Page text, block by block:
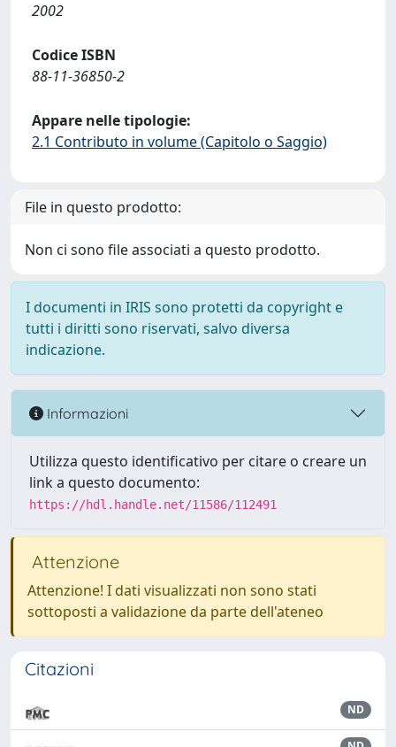
2002
Codice ISBN
88-11-36850-2
Appare nelle tipologie:
2.1 Contributo in volume (Capitolo o Saggio)
File in questo prodotto:
Non ci sono file associati a questo prodotto.
I documenti in IRIS sono protetti da copyright e
tutti i diritti sono riservati, salvo diversa
indicazione.
Informazioni
Utilizza questo identificativo per citare o creare un
link a questo documento:
https://hdl.handle.net/11586/112491
Attenzione
Attenzione! I dati visualizzati non sono stati
sottoposti a validazione da parte dell'ateneo
Citazioni
ND